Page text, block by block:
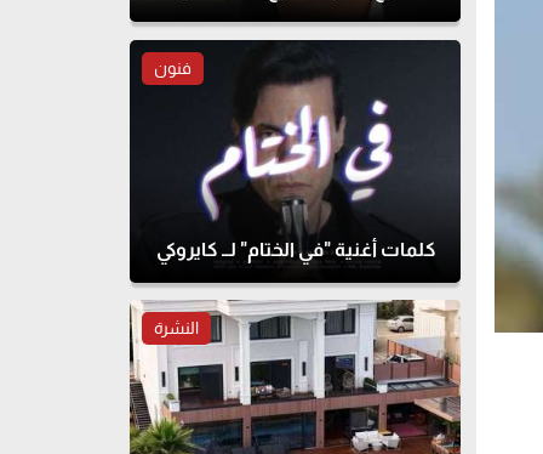
فنون
كلمات أغنية "في الختام" لــ كايروكي
النشرة